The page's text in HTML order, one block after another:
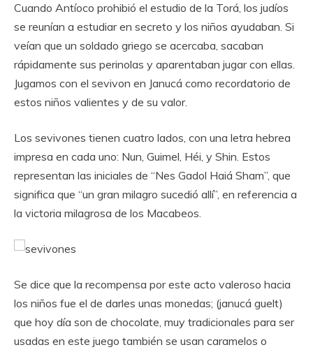
Cuando Antíoco prohibió el estudio de la Torá, los judíos
se reunían a estudiar en secreto y los niños ayudaban. Si
veían que un soldado griego se acercaba, sacaban
rápidamente sus perinolas y aparentaban jugar con ellas.
Jugamos con el sevivon en Janucá como recordatorio de
estos niños valientes y de su valor.
Los sevivones tienen cuatro lados, con una letra hebrea
impresa en cada uno: Nun, Guimel, Héi, y Shin. Estos
representan las iniciales de “Nes Gadol Haiá Sham”, que
significa que “un gran milagro sucedió allí”, en referencia a
la victoria milagrosa de los Macabeos.
Se dice que la recompensa por este acto valeroso hacia
los niños fue el de darles unas monedas; (janucá guelt)
que hoy día son de chocolate, muy tradicionales para ser
usadas en este juego también se usan caramelos o